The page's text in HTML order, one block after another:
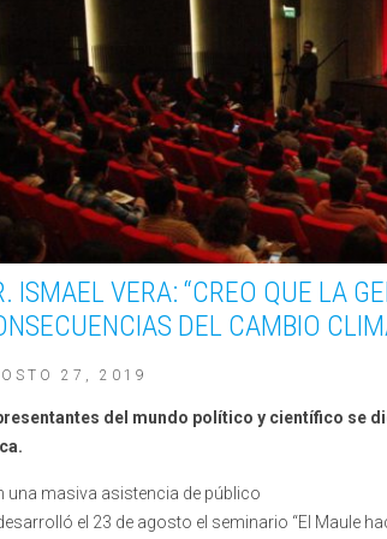
ISMAEL VERA: “CREO QUE LA
DEL CAMBIO
27, 2019
del mundo político y científico se
una masiva asistencia de público
el 23 de agosto el seminario “El Maule